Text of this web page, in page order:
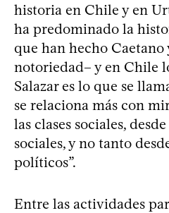
historia en Chile y en
ha predominado la
que han hecho
notoriedad– y en Chile
Salazar es lo que se
se relaciona más con
las clases sociales,
sociales, y no tanto
políticos”.
Entre las actividades